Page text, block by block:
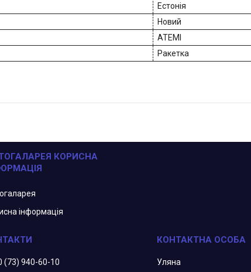
Естонія
Новий
ATEMI
Ракетка
КОРИСНА
інформація
(73) 940-60-10 Уляна